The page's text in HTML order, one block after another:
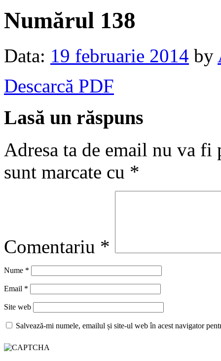
Numărul 138
Data: 19 februarie 2014 by
Descarcă PDF
Lasă un răspuns
Adresa ta de email nu va fi
sunt marcate cu *
Comentariu *
Nume *
Email *
Site web
Salvează-mi numele, emailul și site-ul web în acest navigator